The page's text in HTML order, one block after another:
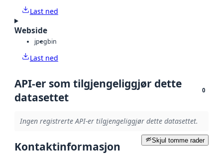
Last ned
Webside
jpegbin
Last ned
API-er som tilgjengeliggjør dette
datasettet
0
Ingen registrerte API-er tilgjengeliggjør dette datasettet.
Skjul tomme rader
Kontaktinformasjon